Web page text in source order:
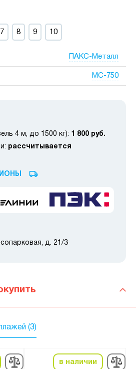
7 8 9 10
ПАКС-Металл
МС-750
4 м, до 1500 кг): 1 800 руб.
рассчитывается
д. 21/3
(3)
в наличии